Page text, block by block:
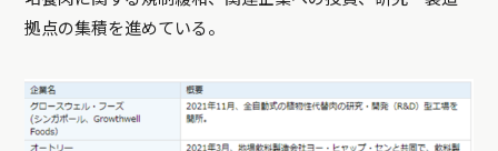
拠点の集積を進めている。